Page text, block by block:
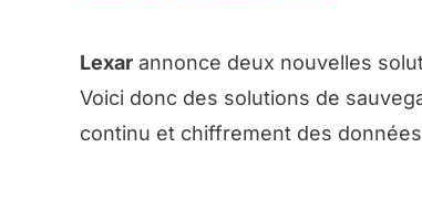
Lexar annonce deux nouvelles
Voici donc des solutions de
continu et chiffrement des